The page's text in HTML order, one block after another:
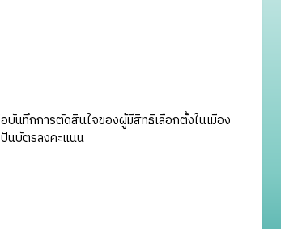
นทึกการตัดสินใจของผู้มีสิทธิเลือกตั้งในเมือง
นบัตรลงคะแนน